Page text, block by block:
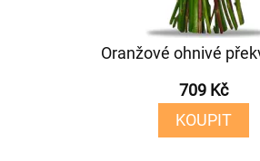
Oranžové ohnivé
709 Kč
KOUPIT